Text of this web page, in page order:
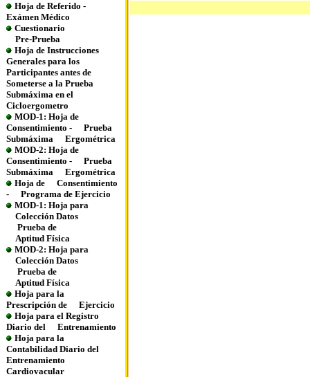
Hoja de Referido -
Exámen Médico
Cuestionario
Pre-Prueba
Hoja de Instrucciones
Generales para los
Participantes antes de
Someterse a la Prueba
Submáxima en el
Cicloergometro
MOD-1: Hoja de
Consentimiento -
Prueba
Submáxima
Ergométrica
MOD-2: Hoja de
Consentimiento -
Prueba
Submáxima
Ergométrica
Hoja de
Consentimiento
-
Programa de Ejercicio
MOD-1: Hoja para
Colección Datos
Prueba de
Aptitud Física
MOD-2: Hoja para
Colección Datos
Prueba de
Aptitud Física
Hoja para la
Prescripción de
Ejercicio
Hoja para el Registro
Diario del
Entrenamiento
Hoja para la
Contabilidad Diario del
Entrenamiento
Cardiovacular